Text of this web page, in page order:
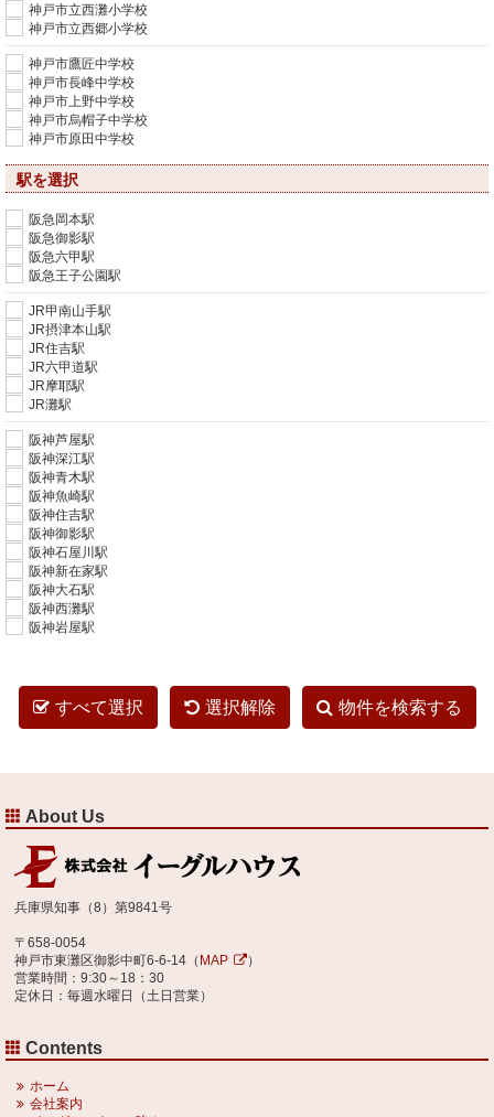
神戸市立西灘小学校
神戸市立西郷小学校
神戸市鷹匠中学校
神戸市長峰中学校
神戸市上野中学校
神戸市烏帽子中学校
神戸市原田中学校
駅を選択
阪急岡本駅
阪急御影駅
阪急六甲駅
阪急王子公園駅
JR甲南山手駅
JR摂津本山駅
JR住吉駅
JR六甲道駅
JR摩耶駅
JR灘駅
阪神芦屋駅
阪神深江駅
阪神青木駅
阪神魚崎駅
阪神住吉駅
阪神御影駅
阪神石屋川駅
阪神新在家駅
阪神大石駅
阪神西灘駅
阪神岩屋駅
すべて選択 選択解除 物件を検索する
About Us
兵庫県知事（8）第9841号
〒658-0054
神戸市東灘区御影中町6-6-14（ MAP
）
営業時間：9:30～18：30
定休日：毎週水曜日（土日営業）
Contents
ホーム
会社案内